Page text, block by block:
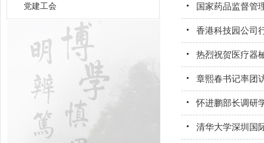
党建工会 国家药品监督管
香港科技园公司
热烈祝贺医疗器
章熙春书记率团
怀进鹏部长调研
清华大学深圳国